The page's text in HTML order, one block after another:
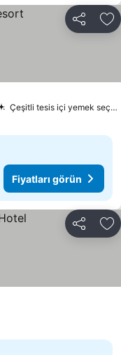
Paylaş
Çeşitli tesis içi yemek seçenekleri
Fiyatları görün
Paylaş